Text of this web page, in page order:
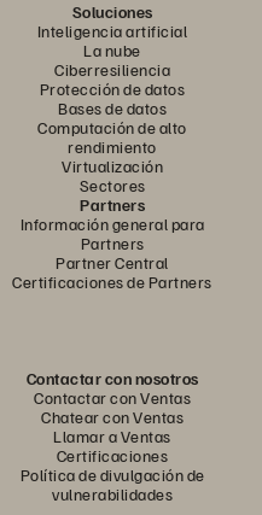
Soluciones
Inteligencia artificial
La nube
Ciberresiliencia
Protección de datos
Bases de datos
Computación de alto
rendimiento
Virtualización
Sectores
Partners
Información general para
Partners
Partner Central
Certificaciones de Partners
Contactar con nosotros
Contactar con Ventas
Chatear con Ventas
Llamar a Ventas
Certificaciones
Política de divulgación de
vulnerabilidades